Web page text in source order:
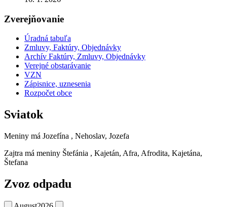
Zverejňovanie
Úradná tabuľa
Zmluvy, Faktúry, Objednávky
Archív Faktúry, Zmluvy, Objednávky
Verejné obstarávanie
VZN
Zápisnice, uznesenia
Rozpočet obce
Sviatok
Meniny má Jozefína , Nehoslav, Jozefa
Zajtra má meniny Štefánia , Kajetán, Afra, Afrodita, Kajetána,
Štefana
Zvoz odpadu